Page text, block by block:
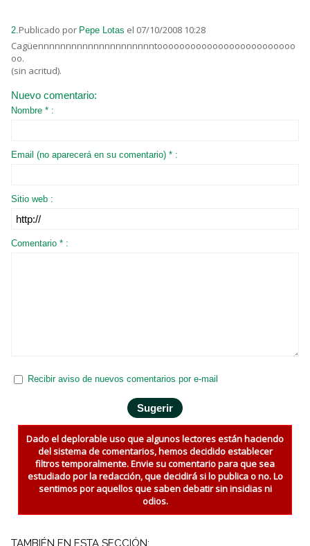
2.Publicado por Pepe Lotas el 07/10/2008 10:28
Cagüennnnnnnnnnnnnnnnnnnnntooooooooooooooooooooooooo
oo.
(sin acritud).
Nuevo comentario:
Nombre * :
Email (no aparecerá en su comentario) * :
Sitio web :
Comentario * :
Recibir aviso de nuevos comentarios por e-mail
Dado el deplorable uso que algunos lectores están haciendo
del sistema de comentarios, hemos decidido establecer
filtros temporalmente. Envie su comentario para que sea
estudiado por la redacción, que decidirá si lo publica o no. Lo
sentimos por aquellos que saben debatir sin insidias ni
odios.
TAMBIÉN EN ESTA SECCIÓN: